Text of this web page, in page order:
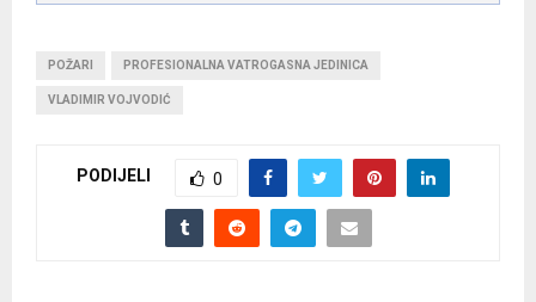
POŽARI PROFESIONALNA VATROGASNA JEDINICA
VLADIMIR VOJVODIĆ
PODIJELI 0